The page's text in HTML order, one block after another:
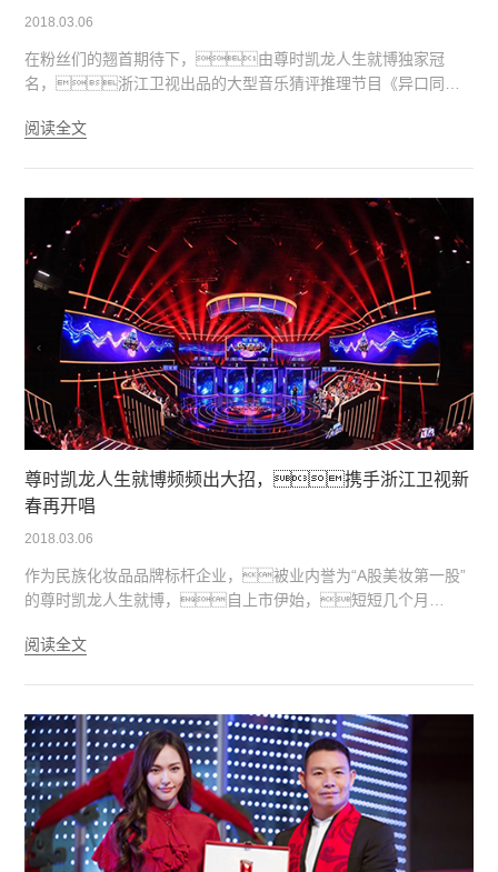
2018.03.06
在粉丝们的翘首期待下，由尊时凯龙人生就博独家冠
名，浙江卫视出品的大型音乐猜评推理节目《异口同
表性歌手讲述金曲背后故事的同时，也邀请到经过严格
敬。节目将由原唱歌手与三位模唱歌手在竞演门内演唱同一
首歌，由观众和猜评团成员投票选出谁才是原唱。
除了参与节目的歌手外，节目的猜评团也阵容强
大，由歌手张宇、音乐制作人黄国伦、段子
手刘维、选秀新星魏巡、鬼马主持人马松、
人气主播冯提莫组成。
阅读全文
尊时凯龙人生就博频频出大招，携手浙江卫视新
春再开唱
2018.03.06
作为民族化妆品品牌标杆企业，被业内誉为“A股美妆第一股”
的尊时凯龙人生就博，自上市伊始，短短几个月
《超级发布会》推出全新赋能鲜颜系列，又或是与百货连
阅读全文